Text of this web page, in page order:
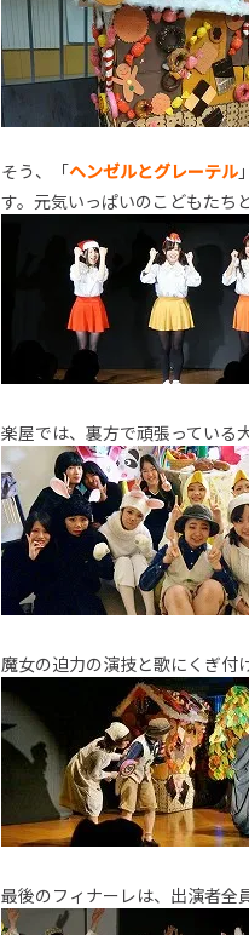
そう、「ヘンゼルとグレーテル
す。元気いっぱいのこどもたち
楽屋では、裏方で頑張っている
魔女の迫力の演技と歌にくぎ付
最後のフィナーレは、出演者